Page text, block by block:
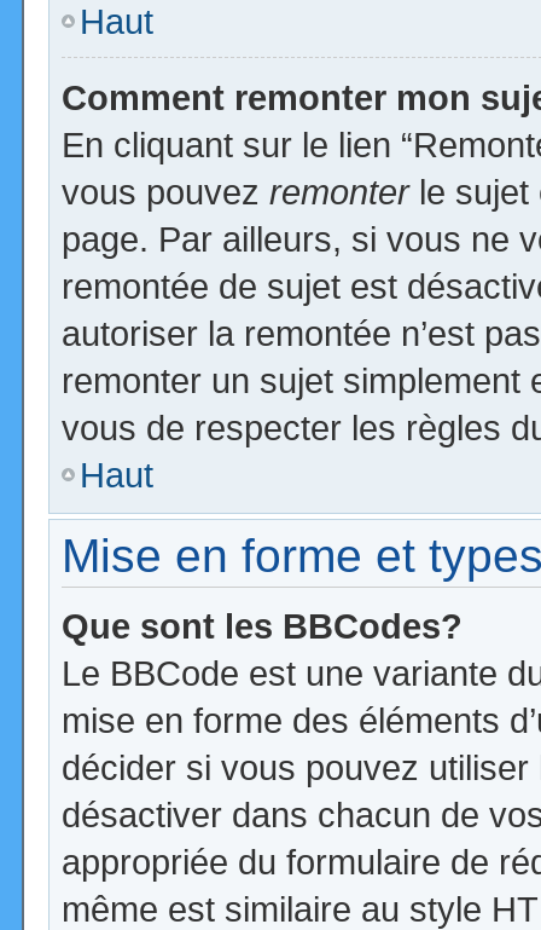
Haut
Comment remonter mon
En cliquant sur le lien
vous pouvez remonterle sujet
page. Par ailleurs, si vous ne
remontée de sujet est
autoriser la remontée n’est
remonter un sujet
vous de respecter les règles
Haut
Mise en forme et
Que sont les BBCodes?
Le BBCode est une variante
mise en forme des éléments
décider si vous pouvez
désactiver dans chacun de
appropriée du formulaire de
même est similaire au style